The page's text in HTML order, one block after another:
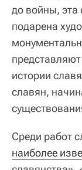
до войны, эта
подарена
истории
славян,
Среди работ
наиболее